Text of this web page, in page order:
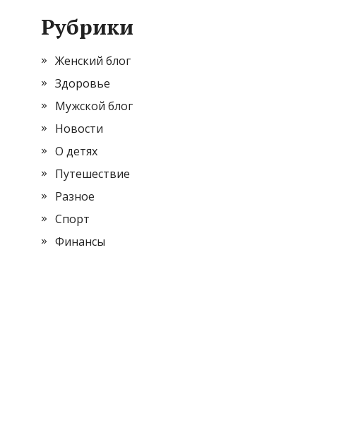
Рубрики
Женский блог
Здоровье
Мужской блог
Новости
О детях
Путешествие
Разное
Спорт
Финансы